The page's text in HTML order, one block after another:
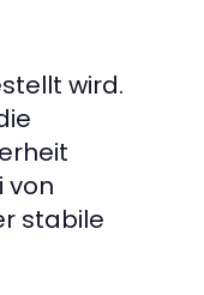
wird.
von
stabile